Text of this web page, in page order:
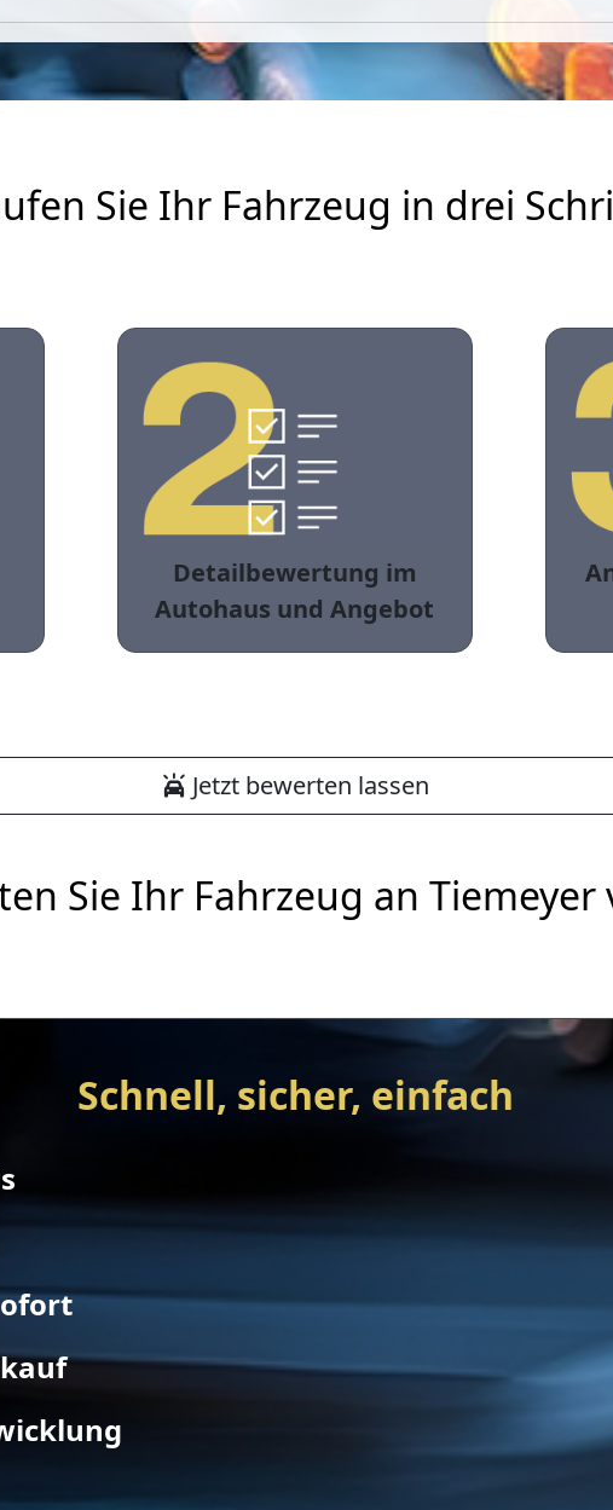
Sie Ihr Fahrzeug in drei
Detailbewertung im
Autohaus und Angebot
Jetzt bewerten lassen
Sie Ihr Fahrzeug an Tiemeyer
Schnell, sicher, einfach